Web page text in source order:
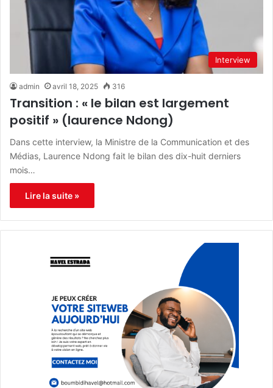
Interview
admin avril 18, 2025 316
Transition : « le bilan est largement
positif » (laurence Ndong)
Dans cette interview, la Ministre de la Communication et des
Médias, Laurence Ndong fait le bilan des dix-huit derniers
mois…
Lire la suite »